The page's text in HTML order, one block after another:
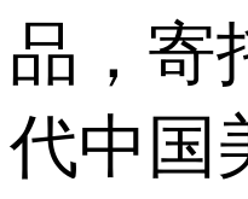
品，寄
代中国